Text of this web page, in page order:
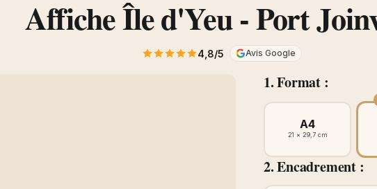
Affiche Île d'Yeu - Port
4,8/5 Avis Google
1. Format :
A4
21 × 29,7 cm
2. Encadrement :